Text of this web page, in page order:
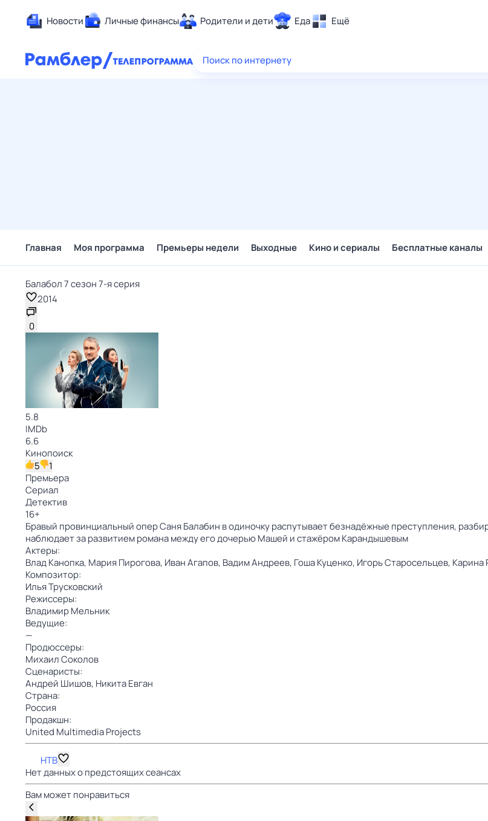
Новости Личные финансы Родители и дети Еда Ещё
Здоровье
Поиск по интернету
Главная Моя программа Премьеры недели Выходные Кино и сериалы Бесплатные каналы
Балабол 7 сезон 7-я серия
2014
0
5.8
IMDb
6.6
Кинопоиск
5
1
Премьера
Сериал
Детектив
16+
Бравый провинциальный опер Саня Балабин в одиночку распутывает безнадёжные преступления,
наблюдает за развитием романа между его дочерью Машей и стажёром Карандышевым
Актеры:
Влад Канопка, Мария Пирогова, Иван Агапов, Вадим Андреев, Гоша Куценко, Игорь Старосельцев, Карина
Композитор:
Илья Трусковский
Режиссеры:
Владимир Мельник
Ведущие:
—
Продюссеры:
Михаил Соколов
Сценаристы:
Андрей Шишов, Никита Евган
Страна:
Россия
Продакшн:
United Multimedia Projects
НТВ
Нет данных о предстоящих сеансах
Вам может понравиться